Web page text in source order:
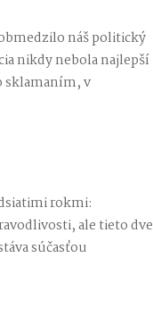
náš politický
nikdy nebola najlepší
sklamaním, v
rokmi:
ale tieto dve
súčasťou